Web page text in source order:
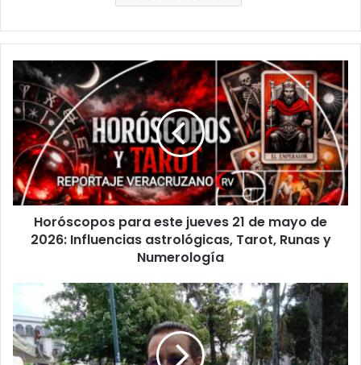
Horóscopos
para
este
jueves
21
de
mayo
de
2026:
Influencias
astrológicas,
Numerología
Horóscopos para este jueves 21 de mayo de
2026: Influencias astrológicas, Tarot, Runas y
Numerología
dispara
presencia
de
moscas